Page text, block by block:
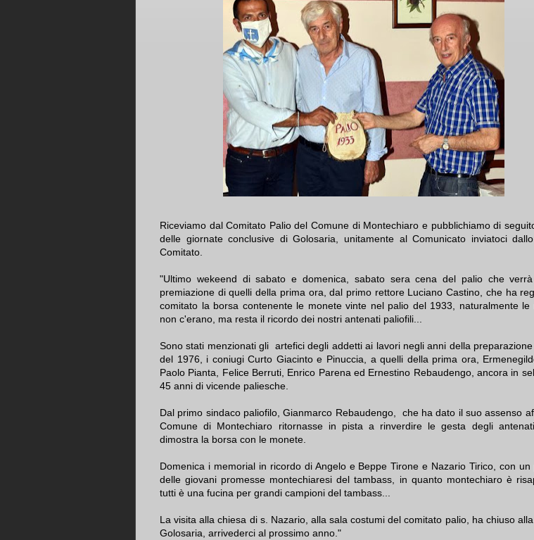
Riceviamo dal Comitato Palio del Comune di Montechiaro e pubblichiamo di
delle giornate conclusive di Golosaria, unitamente al Comunicato inviatoci
Comitato.
"Ultimo wekeend di sabato e domenica, sabato sera cena del palio che
premiazione di quelli della prima ora, dal primo rettore Luciano Castino, che ha
comitato la borsa contenente le monete vinte nel palio del 1933, naturalmente le
non c'erano, ma resta il ricordo dei nostri antenati paliofili...
Sono stati menzionati gli artefici degli addetti ai lavori negli anni della
del 1976, i coniugi Curto Giacinto e Pinuccia, a quelli della prima ora,
Paolo Pianta, Felice Berruti, Enrico Parena ed Ernestino Rebaudengo, ancora in
45 anni di vicende paliesche.
Dal primo sindaco paliofilo, Gianmarco Rebaudengo, che ha dato il suo assenso
Comune di Montechiaro ritornasse in pista a rinverdire le gesta degli
dimostra la borsa con le monete.
Domenica i memorial in ricordo di Angelo e Beppe Tirone e Nazario Tirico, con un
delle giovani promesse montechiaresi del tambass, in quanto montechiaro è
tutti è una fucina per grandi campioni del tambass...
La visita alla chiesa di s. Nazario, alla sala costumi del comitato palio, ha chiuso
Golosaria, arrivederci al prossimo anno."